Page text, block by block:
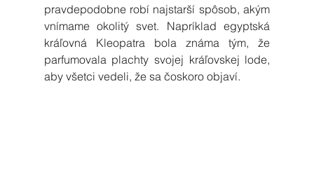
pravdepodobne robí najstarší spôsob, akým
vnímame okolitý svet. Napríklad egyptská
kráľovná Kleopatra bola známa tým, že
parfumovala plachty svojej kráľovskej lode,
aby všetci vedeli, že sa čoskoro objaví.